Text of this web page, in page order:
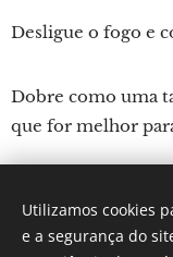
Desligue o fogo e
Dobre como uma
que for melhor
Por:
Utilizamos cookies
e a segurança do